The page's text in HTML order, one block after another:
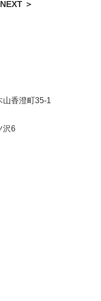
NEXT ＞
山香澄町35-1
沢6